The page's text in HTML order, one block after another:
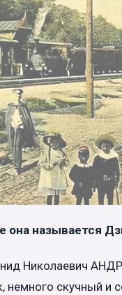
она называется
Николаевич
немного скучный и